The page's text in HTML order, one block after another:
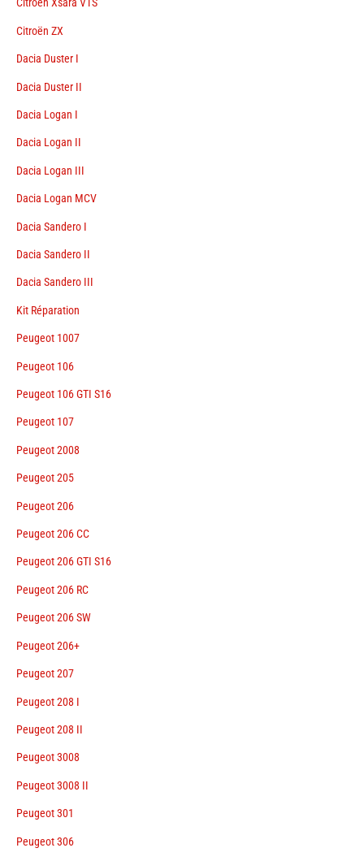
Citroën Xsara VTS
Citroën ZX
Dacia Duster I
Dacia Duster II
Dacia Logan I
Dacia Logan II
Dacia Logan III
Dacia Logan MCV
Dacia Sandero I
Dacia Sandero II
Dacia Sandero III
Kit Réparation
Peugeot 1007
Peugeot 106
Peugeot 106 GTI S16
Peugeot 107
Peugeot 2008
Peugeot 205
Peugeot 206
Peugeot 206 CC
Peugeot 206 GTI S16
Peugeot 206 RC
Peugeot 206 SW
Peugeot 206+
Peugeot 207
Peugeot 208 I
Peugeot 208 II
Peugeot 3008
Peugeot 3008 II
Peugeot 301
Peugeot 306